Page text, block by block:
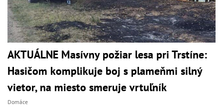
AKTUÁLNE Masívny požiar lesa pri Trstíne:
Hasičom komplikuje boj s plameňmi silný
vietor, na miesto smeruje vrtuľník
Domáce